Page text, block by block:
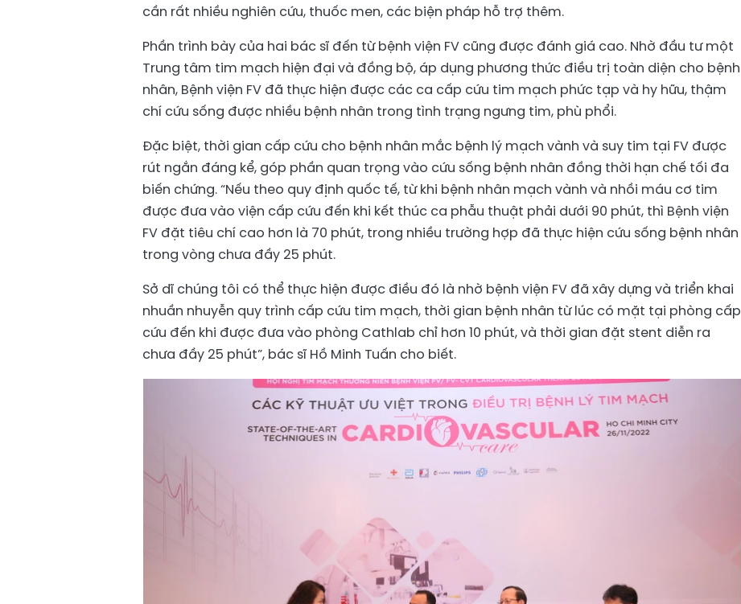
cần rất nhiều nghiên cứu, thuốc men, các biện pháp hỗ trợ thêm.
Phần trình bày của hai bác sĩ đến từ bệnh viện FV cũng được đánh giá cao. Nhờ đầu tư một
Trung tâm tim mạch hiện đại và đồng bộ, áp dụng phương thức điều trị toàn diện cho bệnh
nhân, Bệnh viện FV đã thực hiện được các ca cấp cứu tim mạch phức tạp và hy hữu, thậm
chí cứu sống được nhiều bệnh nhân trong tình trạng ngưng tim, phù phổi.
Đặc biệt, thời gian cấp cứu cho bệnh nhân mắc bệnh lý mạch vành và suy tim tại FV được
rút ngắn đáng kể, góp phần quan trọng vào cứu sống bệnh nhân đồng thời hạn chế tối đa
biến chứng. “Nếu theo quy định quốc tế, từ khi bệnh nhân mạch vành và nhồi máu cơ tim
được đưa vào viện cấp cứu đến khi kết thúc ca phẫu thuật phải dưới 90 phút, thì Bệnh viện
FV đặt tiêu chí cao hơn là 70 phút, trong nhiều trường hợp đã thực hiện cứu sống bệnh nhân
trong vòng chưa đầy 25 phút.
Sở dĩ chúng tôi có thể thực hiện được điều đó là nhờ bệnh viện FV đã xây dựng và triển khai
nhuần nhuyễn quy trình cấp cứu tim mạch, thời gian bệnh nhân từ lúc có mặt tại phòng cấp
cứu đến khi được đưa vào phòng Cathlab chỉ hơn 10 phút, và thời gian đặt stent diễn ra
chưa đầy 25 phút”, bác sĩ Hồ Minh Tuấn cho biết.